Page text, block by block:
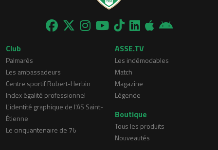
Club
Palmarès
Les ambassadeurs
Centre sportif Robert-Herbin
Index égalité professionnel
L'identité graphique de l'AS Saint-
Étienne
Le cinquantenaire de 76
ASSE.TV
Les indémodables
Match
Magazine
Légende
Boutique
Tous les produits
Nouveautés